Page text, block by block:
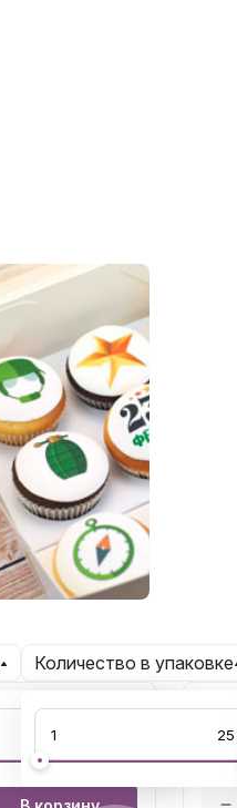
с логотипом -
Количество в упаковке